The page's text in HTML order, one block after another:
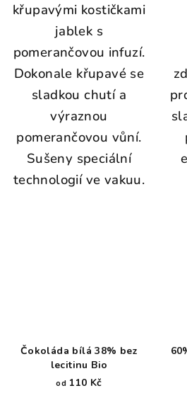
křupavými kostičkami
jablek s
pomerančovou infuzí.
Dokonale křupavé se
sladkou chutí a
výraznou
pomerančovou vůní.
Sušeny speciální
technologií ve vakuu.
Čokoláda bílá 38% bez
lecitinu Bio
od 110 Kč